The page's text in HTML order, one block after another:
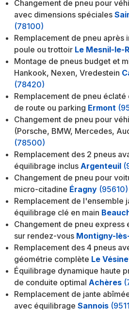
Changement de pneu pour
avec dimensions spéciales
(78100)
Remplacement de pneu après
poule ou trottoir Le Mesnil-le-
Montage de pneus budget et
Hankook, Nexen, Vredestein
(78420)
Remplacement de pneu
de route ou parking Ermont
Changement de pneu pour
(Porsche, BMW, Mercedes,
(78500)
Remplacement des 2 pneus
équilibrage inclus Argenteuil
Changement de pneu pour
micro-citadine Éragny (95610)
Remplacement de l'ensemble
équilibrage clé en main
Changement de pneu express
sur rendez-vous Montigny-
Remplacement des 4 pneus
géométrie complète Le
Équilibrage dynamique haute
de conduite optimal Achères
Remplacement de jante
avec équilibrage Sannois